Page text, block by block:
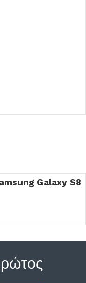
Galaxy S8